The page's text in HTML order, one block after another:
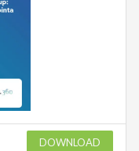
DOWNLOAD